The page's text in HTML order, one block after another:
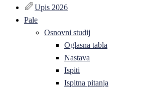
Upis 2026
Pale
Osnovni studij
Oglasna tabla
Nastava
Ispiti
Ispitna pitanja